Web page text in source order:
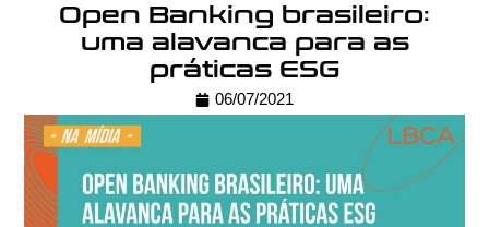
Open Banking brasileiro:
uma alavanca para as
práticas ESG
06/07/2021